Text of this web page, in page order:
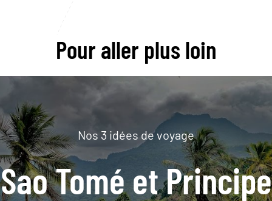
Pour aller plus loin
Nos 3 idées de voyage
Sao Tomé et Principe